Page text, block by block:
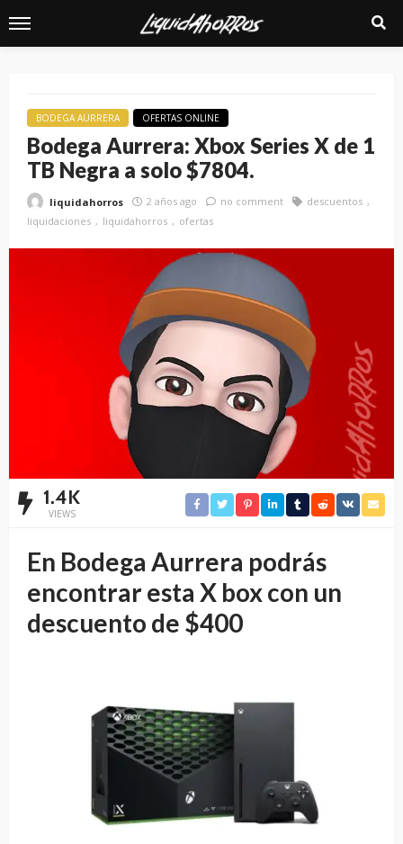
BODEGA AURRERA OFERTAS ONLINE
Bodega Aurrera: Xbox Series X de 1
TB Negra a solo $7804.
liquidahorros 2 años ago no comment
descuentos
liquidaciones
liquidahorros ofertas
1.4K
VIEWS
En Bodega Aurrera podrás
encontrar esta X box con un
descuento de $400